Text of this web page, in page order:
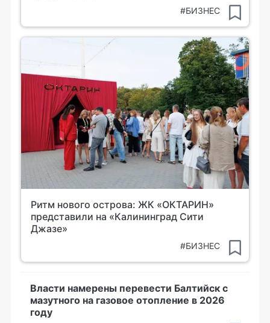
#БИЗНЕС
Ритм нового острова: ЖК «ОКТАРИН»
представили на «Калининград Сити
Джазе»
#БИЗНЕС
Власти намерены перевести Балтийск с
мазутного на газовое отопление в 2026
году